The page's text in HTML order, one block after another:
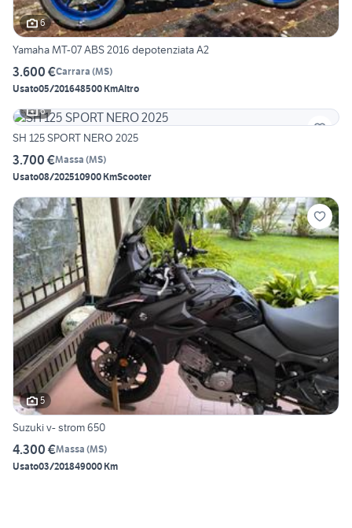
6
Yamaha MT-07 ABS 2016 depotenziata A2
3.600 €Carrara (MS)
Usato05/201648500 KmAltro
6
SH 125 SPORT NERO 2025
3.700 €Massa (MS)
Usato08/202510900 KmScooter
5
Suzuki v- strom 650
4.300 €Massa (MS)
Usato03/201849000 Km